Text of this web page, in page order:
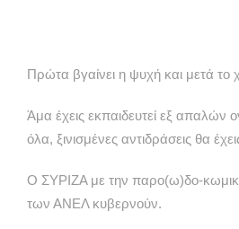
Πρώτα βγαίνει η ψυχή και μετά το
Άμα έχεις εκπαιδευτεί εξ απαλών
όλα, ξινισμένες αντιδράσεις θα
Ο ΣΥΡΙΖΑ με την παρο(ω)δο-
των ΑΝΕΛ κυβερνούν.